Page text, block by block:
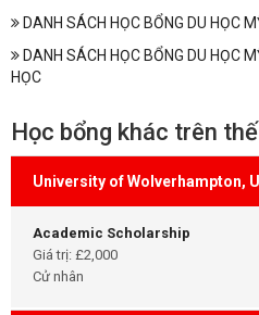
DANH SÁCH HỌC BỔNG DU HỌC
DANH SÁCH HỌC BỔNG DU HỌC
HỌC
Học bổng khác trên
University of Wolverhampton,
Academic Scholarship
Giá trị: £2,000
Cử nhân